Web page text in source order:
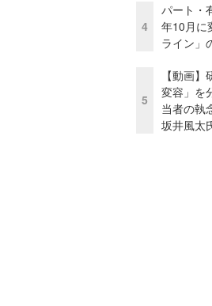
4
パート・
年10月に
ライン」
5
【動画
変容」を
当者の執
坂井風太